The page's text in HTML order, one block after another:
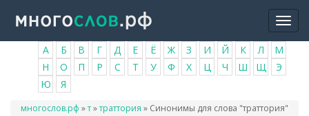
основному
содержанию
А Б В Г Д Е Ё Ж З И Й К Л
М
Н
О П Р С Т У Ф Х Ц Ч Ш Щ
Э
Ю
Я
Вы
многослов.рф »т»траттория » Синонимы для слова "траттория"